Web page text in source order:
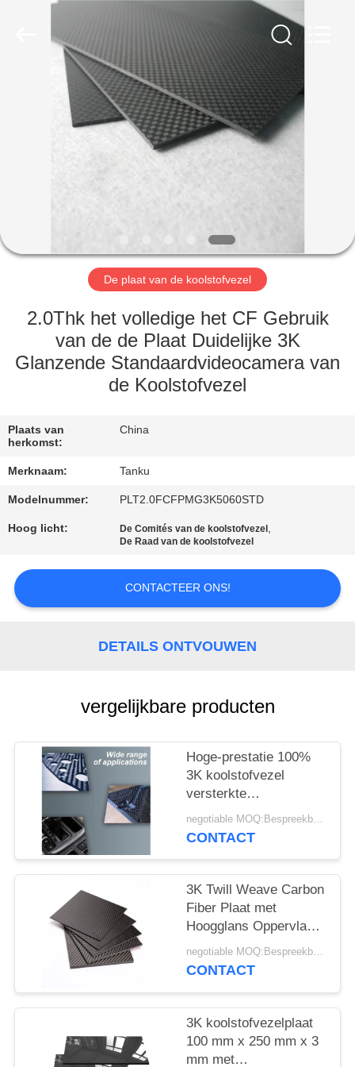
PRODUCTEN
ONGEVEER
FABRIEKSREIS
KWALITEITSCONTROLE
CONTACTEER
VERZOEK
OM EEN
SITEMAP
PRIVACY
POLICY
De plaat van de koolstofvezel
2.0Thk het volledige het CF Gebruik
van de de Plaat Duidelijke 3K
Glanzende Standaardvideocamera van
de Koolstofvezel
Plaats van
herkomst:
China
Merknaam: Tanku
Modelnummer: PLT2.0FCFPMG3K5060STD
Hoog licht: De Comités van de koolstofvezel ,
De Raad van de koolstofvezel
CONTACTEER ONS!
DETAILS ONTVOUWEN
vergelijkbare producten
Hoge-prestatie 100%
3K koolstofvezel
versterkte
polymeerplaat -
Lichtgewicht CFRP-
negotiable MOQ:Bespreekbaar
CONTACT
3K Twill Weave Carbon
Fiber Plaat met
Hoogglans Oppervlak
en 3200Mpa
Treksterkte voor
negotiable MOQ:Bespreekbaar
CONTACT
3K koolstofvezelplaat
100 mm x 250 mm x 3
mm met